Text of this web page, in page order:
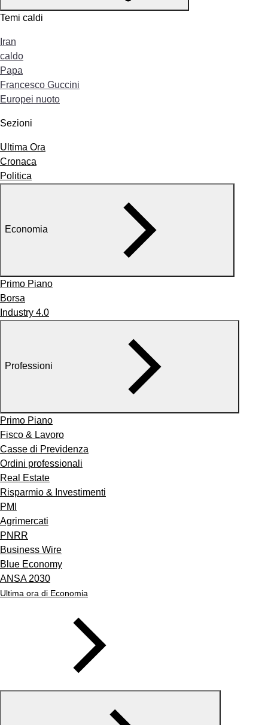
Temi caldi
Iran
caldo
Papa
Francesco Guccini
Europei nuoto
Sezioni
Ultima Ora
Cronaca
Politica
Economia
Primo Piano
Borsa
Industry 4.0
Professioni
Primo Piano
Fisco & Lavoro
Casse di Previdenza
Ordini professionali
Real Estate
Risparmio & Investimenti
PMI
Agrimercati
PNRR
Business Wire
Blue Economy
ANSA 2030
Ultima ora di Economia